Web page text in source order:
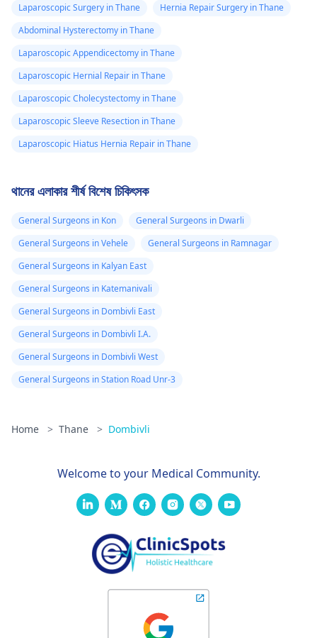
Laparoscopic Surgery in Thane
Hernia Repair Surgery in Thane
Abdominal Hysterectomy in Thane
Laparoscopic Appendicectomy in Thane
Laparoscopic Hernial Repair in Thane
Laparoscopic Cholecystectomy in Thane
Laparoscopic Sleeve Resection in Thane
Laparoscopic Hiatus Hernia Repair in Thane
থানের এলাকার শীর্ষ বিশেষ চিকিৎসক
General Surgeons in Kon
General Surgeons in Dwarli
General Surgeons in Vehele
General Surgeons in Ramnagar
General Surgeons in Kalyan East
General Surgeons in Katemanivali
General Surgeons in Dombivli East
General Surgeons in Dombivli I.A.
General Surgeons in Dombivli West
General Surgeons in Station Road Unr-3
Home > Thane > Dombivli
Welcome to your Medical Community.